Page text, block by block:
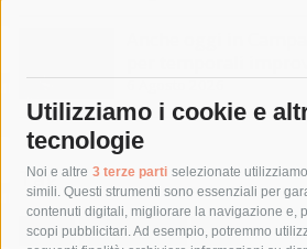
Utilizziamo i cookie e
tecnologie
Noi e altre 3 terze parti selezionate
simili. Questi strumenti sono essenziali per
contenuti digitali, migliorare la navigazione e,
scopi pubblicitari. Ad esempio, potremmo
Anche oggi in
Tag
acqua allerta meteo
anas